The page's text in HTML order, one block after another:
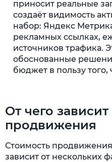
приносит реальные
создаёт видимость
набор: Яндекс
рекламных ссылках,
источников трафика.
обоснованные
бюджет в пользу того,
От чего
продвижения
Стоимость
зависит от нескольких